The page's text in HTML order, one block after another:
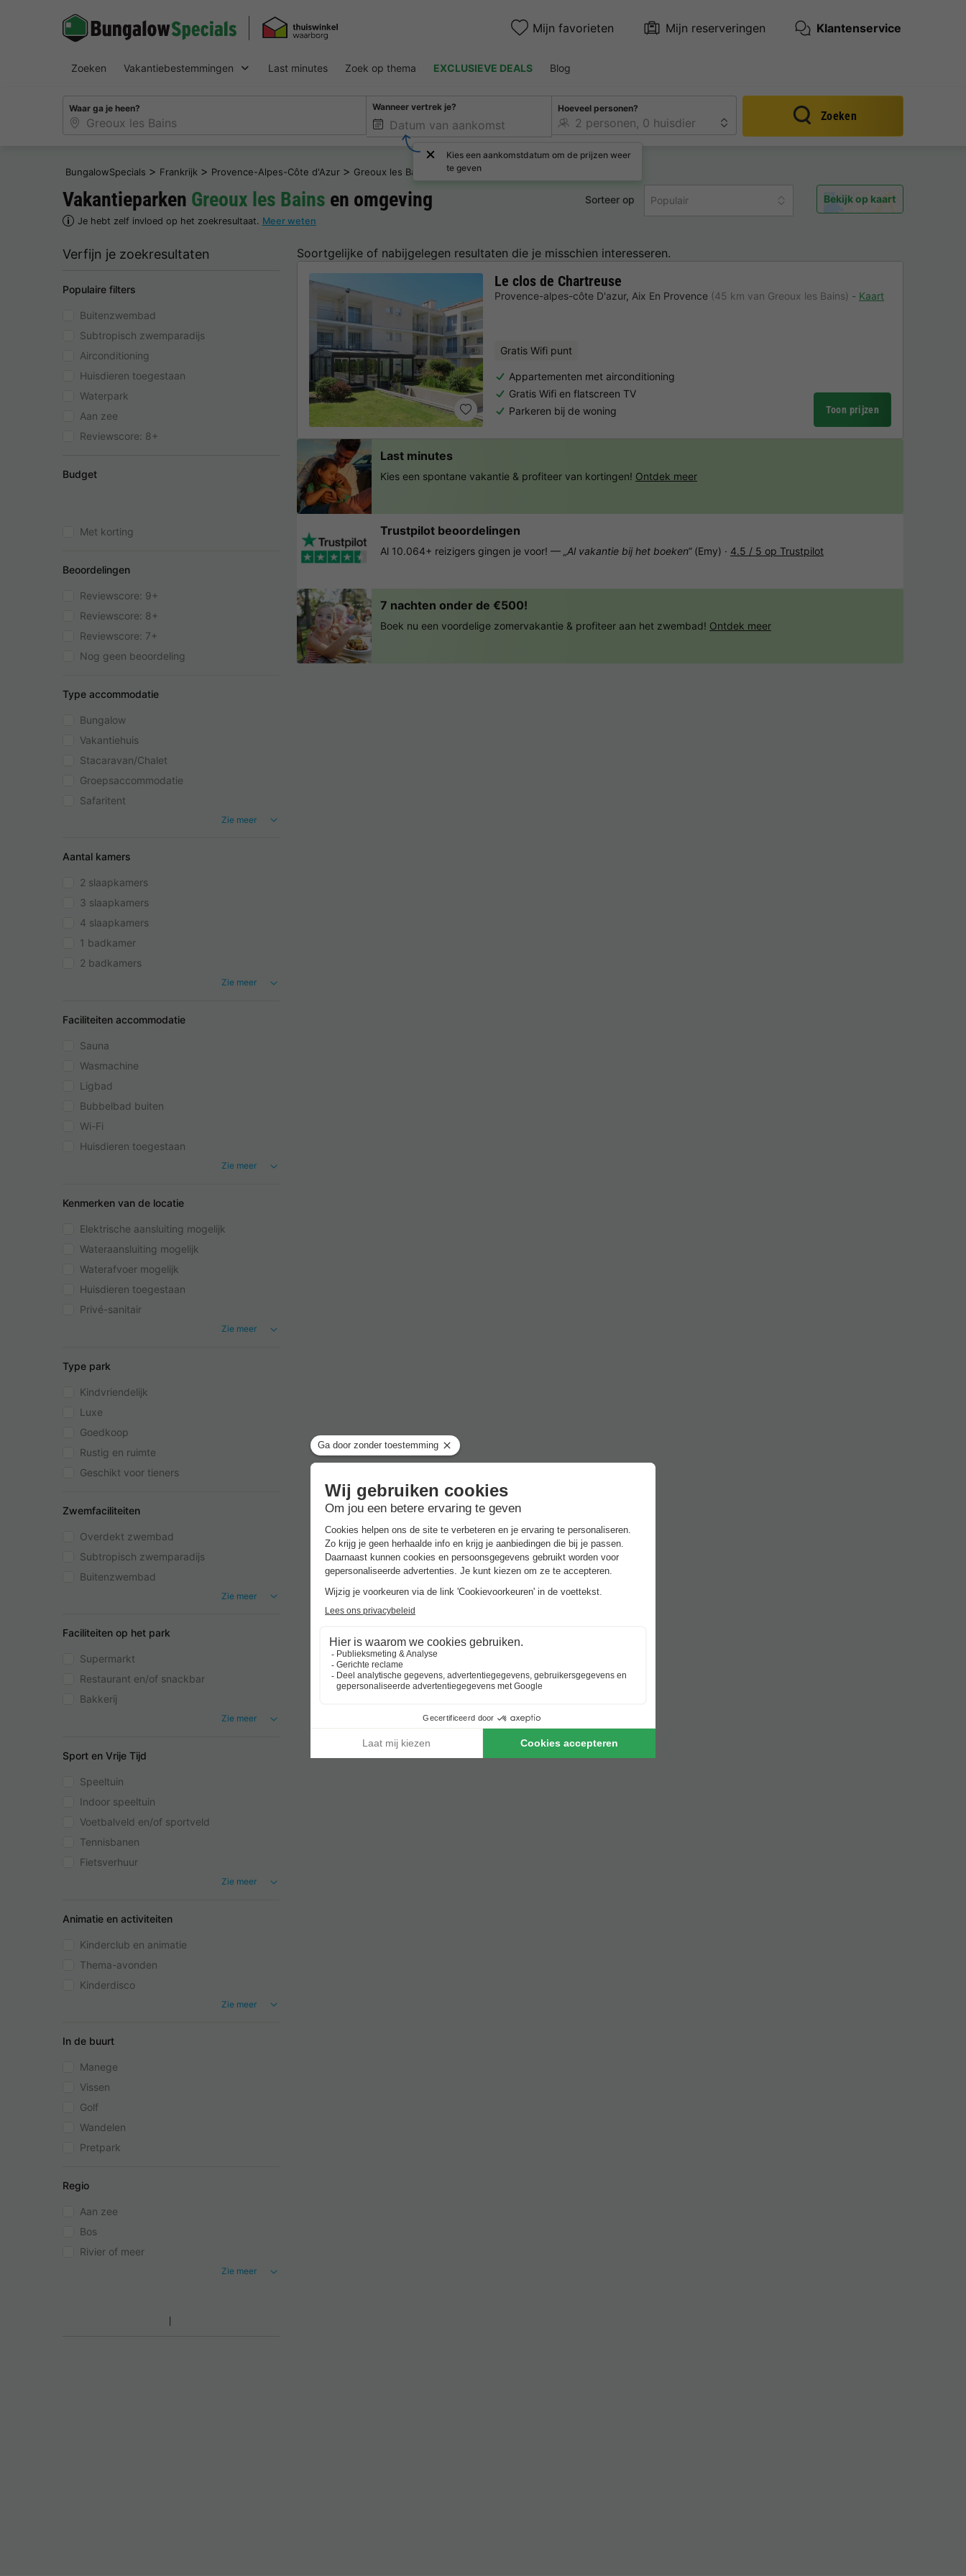
Mijn favorieten Mijn reserveringen Klantenservice
Zoeken Vakantiebestemmingen Last minutes Zoek op thema EXCLUSIEVE DEALS Blog
Waar ga je heen? Wanneer vertrek je?
Kies een aankomstdatum om de prijzen weer
te geven
Hoeveel personen?
Zoeken
BungalowSpecials > Frankrijk > Provence-Alpes-Côte d'Azur > Greoux les Bains
Vakantieparken Greoux les Bains en omgeving
Je hebt zelf invloed op het zoekresultaat. Meer weten
Sorteer op Populair Bekijk op kaart
Verfijn je zoekresultaten
Populaire filters
Buitenzwembad
Subtropisch zwemparadijs
Airconditioning
Huisdieren toegestaan
Waterpark
Aan zee
Reviewscore: 8+
Budget
Met korting
Beoordelingen
Reviewscore: 9+
Reviewscore: 8+
Reviewscore: 7+
Nog geen beoordeling
Type accommodatie
Bungalow
Vakantiehuis
Stacaravan/Chalet
Groepsaccommodatie
Safaritent
Zie meer
Aantal kamers
2 slaapkamers
3 slaapkamers
4 slaapkamers
1 badkamer
2 badkamers
Zie meer
Faciliteiten accommodatie
Sauna
Wasmachine
Ligbad
Bubbelbad buiten
Wi-Fi
Huisdieren toegestaan
Zie meer
Kenmerken van de locatie
Elektrische aansluiting mogelijk
Wateraansluiting mogelijk
Waterafvoer mogelijk
Huisdieren toegestaan
Privé-sanitair
Zie meer
Type park
Kindvriendelijk
Luxe
Goedkoop
Rustig en ruimte
Geschikt voor tieners
Zwemfaciliteiten
Overdekt zwembad
Subtropisch zwemparadijs
Buitenzwembad
Zie meer
Faciliteiten op het park
Supermarkt
Restaurant en/of snackbar
Bakkerij
Zie meer
Sport en Vrije Tijd
Speeltuin
Indoor speeltuin
Voetbalveld en/of sportveld
Tennisbanen
Fietsverhuur
Zie meer
Animatie en activiteiten
Kinderclub en animatie
Thema-avonden
Kinderdisco
Zie meer
In de buurt
Manege
Vissen
Golf
Wandelen
Pretpark
Regio
Aan zee
Bos
Rivier of meer
Zie meer
Soortgelijke of nabijgelegen resultaten die je misschien interesseren.
Le clos de Chartreuse
Provence-alpes-côte D'azur, Aix En Provence (45 km van Greoux les Bains) Kaart
Gratis Wifi punt
Appartementen met airconditioning
Gratis Wifi en flatscreen TV
Parkeren bij de woning
Toon prijzen
Last minutes
Kies een spontane vakantie & profiteer van kortingen! Ontdek meer
Trustpilot beoordelingen
Al 10.064+ reizigers gingen je voor! — „Al vakantie bij het boeken“(Emy) · 4.5 / 5 op Trustpilot
7 nachten onder de €500!
Boek nu een voordelige zomervakantie & profiteer aan het zwembad! Ontdek meer